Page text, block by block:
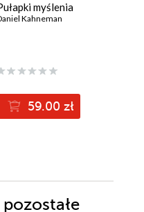
myślenia
Kahneman
59.00 zł